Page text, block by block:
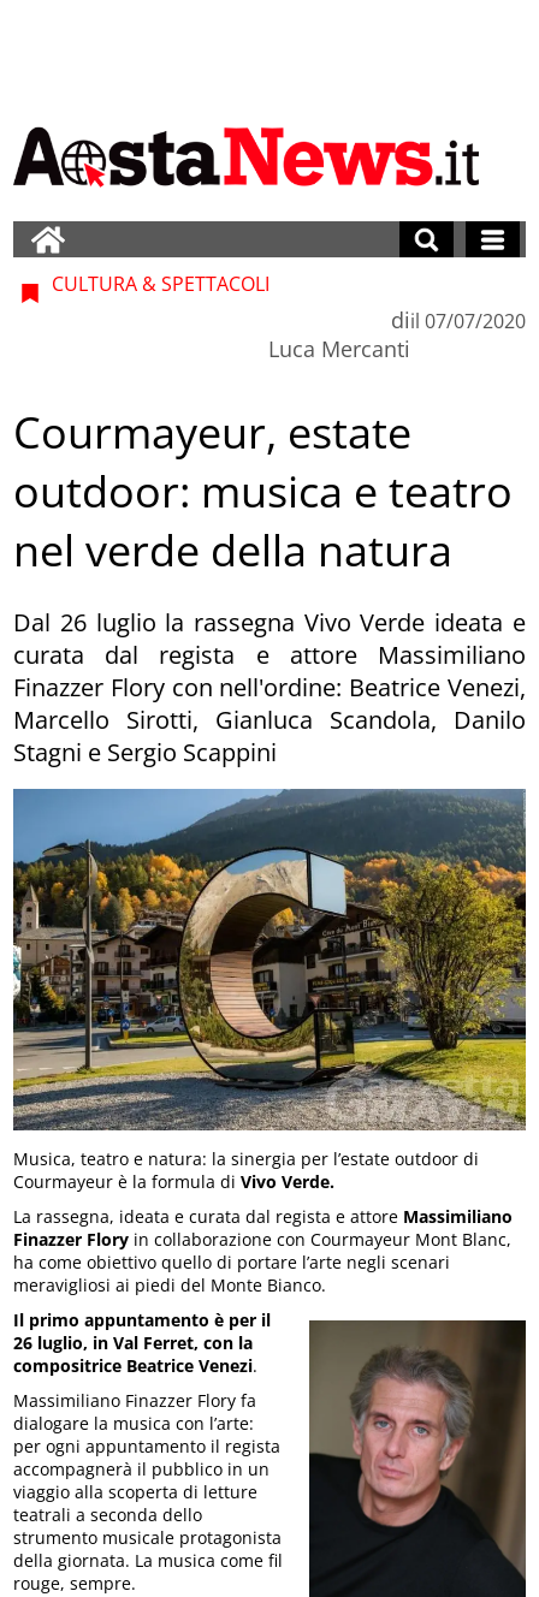
CULTURA & SPETTACOLI
di
Luca Mercanti
il 07/07/2020
Courmayeur, estate
outdoor: musica e teatro
nel verde della natura
Dal 26 luglio la rassegna Vivo Verde ideata e
curata dal regista e attore Massimiliano
Finazzer Flory con nell'ordine: Beatrice Venezi,
Marcello Sirotti, Gianluca Scandola, Danilo
Stagni e Sergio Scappini
Musica, teatro e natura: la sinergia per l’estate outdoor di
Courmayeur è la formula diVivo Verde.
La rassegna, ideata e curata dal regista e attore Massimiliano
Finazzer Flory in collaborazione con Courmayeur Mont Blanc,
ha come obiettivo quello di portare l’arte negli scenari
meravigliosi ai piedi del Monte Bianco.
Il primo appuntamento è per il
26 luglio, in Val Ferret, con la
compositrice Beatrice Venezi.
Massimiliano Finazzer Flory fa
dialogare la musica con l’arte:
per ogni appuntamento il regista
accompagnerà il pubblico in un
viaggio alla scoperta di letture
teatrali a seconda dello
strumento musicale protagonista
della giornata. La musica come fil
rouge, sempre.